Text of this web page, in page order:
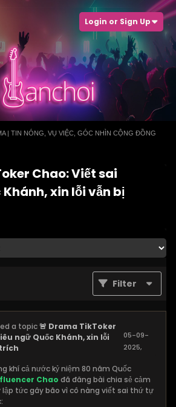
Login or Sign Up
| TIN NÓNG, VỤ VIỆC, GÓC NHÌN CỘNG ĐỒNG
Chao: Viết sai
xin lỗi vẫn bị
Filter
a topic🚨 Drama TikToker
ngữ Quốc Khánh, xin lỗi
05-09-
2025,
khí cả nước kỷ niệm 80 năm Quốc
Chao đã đăng bài chia sẻ cảm
lập tức gây bão vì cô nàng viết sai thứ tự